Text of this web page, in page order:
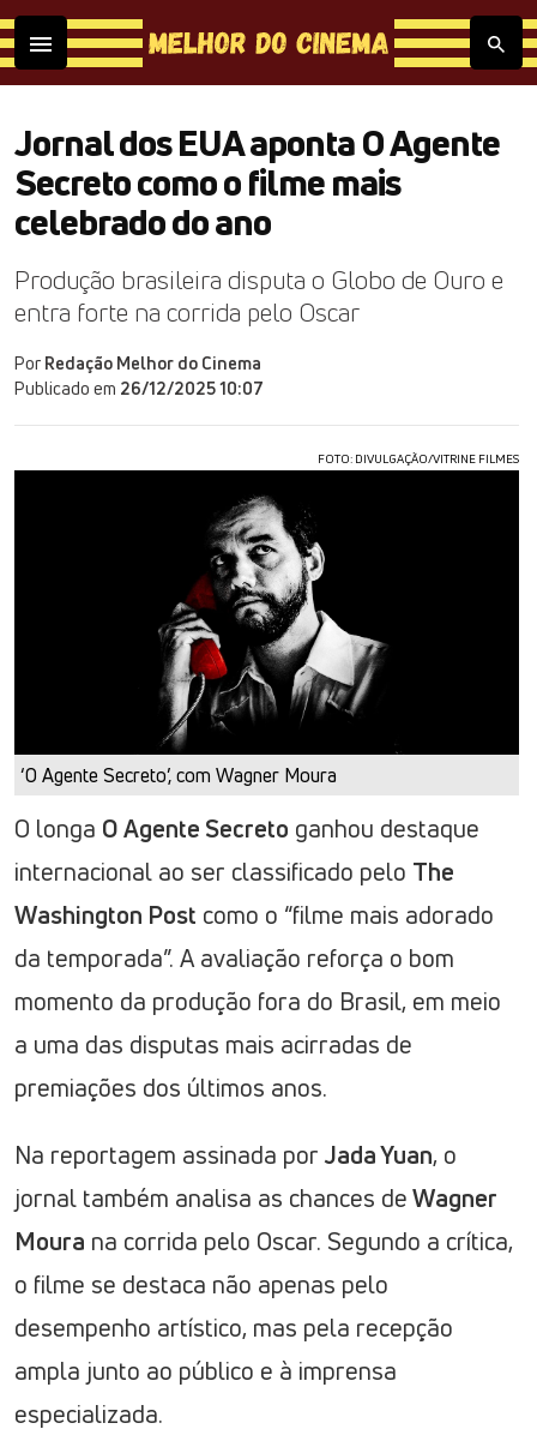
Jornal dos EUA aponta O Agente
Secreto como o filme mais
celebrado do ano
Produção brasileira disputa o Globo de Ouro e
entra forte na corrida pelo Oscar
Por Redação Melhor do Cinema
Publicado em 26/12/2025 10:07
FOTO: DIVULGAÇÃO/VITRINE FILMES
‘O Agente Secreto’, com Wagner Moura
O longa O Agente Secreto ganhou destaque
internacional ao ser classificado pelo The
Washington Post como o “filme mais adorado
da temporada”. A avaliação reforça o bom
momento da produção fora do Brasil, em meio
a uma das disputas mais acirradas de
premiações dos últimos anos.
Na reportagem assinada por Jada Yuan, o
jornal também analisa as chances deWagner
Moura na corrida pelo Oscar. Segundo a crítica,
o filme se destaca não apenas pelo
desempenho artístico, mas pela recepção
ampla junto ao público e à imprensa
especializada.